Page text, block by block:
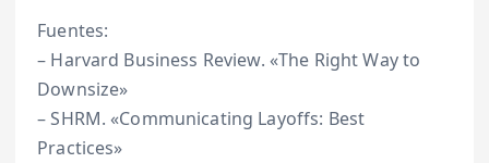
Fuentes:
– Harvard Business Review. «The Right Way to
Downsize»
– SHRM. «Communicating Layoffs: Best
Practices»